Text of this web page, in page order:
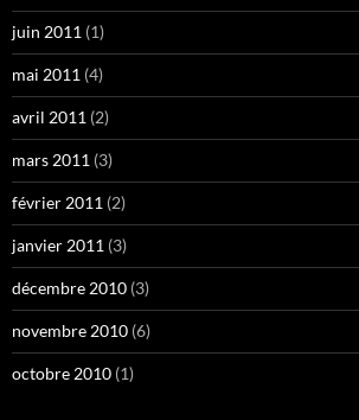
juin 2011 (1)
mai 2011 (4)
avril 2011 (2)
mars 2011 (3)
février 2011 (2)
janvier 2011 (3)
décembre 2010 (3)
novembre 2010 (6)
octobre 2010 (1)